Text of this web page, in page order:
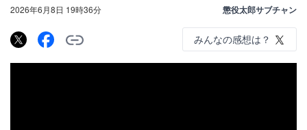
2026年6月8日 19時36分 懲役太郎サブチャン
みんなの感想は？